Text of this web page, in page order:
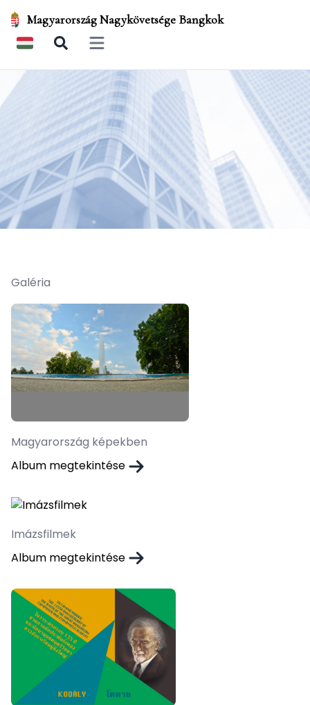
Magyarország Nagykövetsége Bangkok
Open main menu
Galéria
Magyarország képekben
Album megtekintése
Imázsfilmek
Album megtekintése